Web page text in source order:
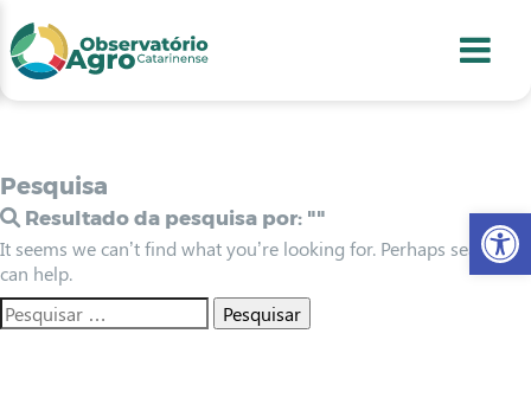
2
3
4
Pesquisa
Resultado da pesquisa por: ""
It seems we can’t find what you’re looking for. Perhaps searching
can help.